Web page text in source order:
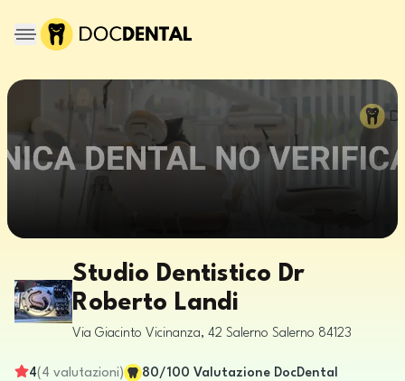
Studio Dentistico Dr
Roberto Landi
Via Giacinto Vicinanza, 42 Salerno Salerno 84123
4( 4 valutazioni) 80/100 Valutazione DocDental